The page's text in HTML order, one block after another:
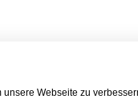
Webseite zu